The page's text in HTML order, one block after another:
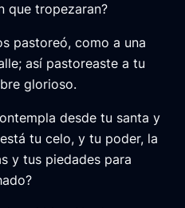
que tropezaran?
pastoreó, como a una
así pastoreaste a tu
glorioso.
desde tu santa y
tu celo, y tu poder, la
y tus piedades para